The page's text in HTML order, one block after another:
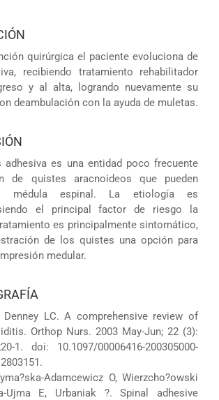
quirúrgica el paciente evoluciona de
recibiendo tratamiento rehabilitador
y al alta, logrando nuevamente su
deambulación con la ayuda de muletas.
adhesiva es una entidad poco frecuente
de quistes aracnoideos que pueden
médula espinal. La etiología es
el principal factor de riesgo la
es principalmente sintomático,
de los quistes una opción para
medular.
LC. A comprehensive review of
Orthop Nurs. 2003 May-Jun; 22 (3):
1. doi: 10.1097/00006416-200305000-
Adamcewicz O, Wierzcho?owski
Ujma E, Urbaniak ?. Spinal adhesive